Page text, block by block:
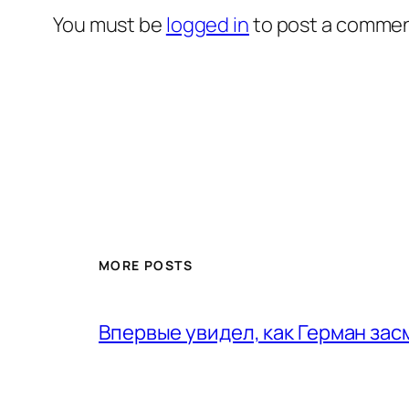
You must be logged into post a
MORE POSTS
Впервые увидел, как Герман